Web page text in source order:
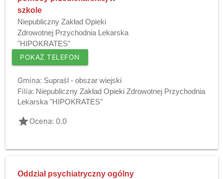
szkole
Niepubliczny Zakład Opieki
Zdrowotnej Przychodnia Lekarska
"HIPOKRATES"
POKAŻ TELEFON
Gmina: Supraśl - obszar wiejski
Filia: Niepubliczny Zakład Opieki Zdrowotnej Przychodnia
Lekarska "HIPOKRATES"
gradeOcena: 0.0
Oddział psychiatryczny ogólny